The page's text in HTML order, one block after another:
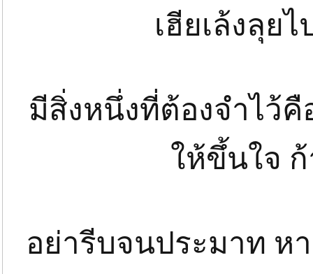
เฮียเล้งลุย
มีสิ่งหนึ่งที่ต้องจำไว้
ให้ขึ้นใจ
อย่ารีบจนประมาท ห